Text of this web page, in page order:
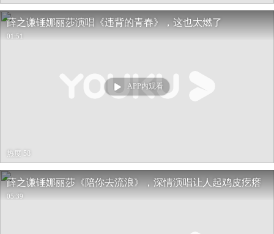
薛之谦锤娜丽莎演唱《违背的青春》，这也太燃了
01:51
APP内观看
热度 58
薛之谦锤娜丽莎《陪你去流浪》，深情演唱让人起鸡皮疙瘩
05:39